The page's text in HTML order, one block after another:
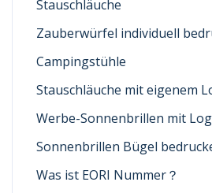
Stauschläuche
Zauberwürfel individuell
Campingstühle
Stauschläuche mit eigenem
Werbe-Sonnenbrillen mit
Sonnenbrillen Bügel
Was ist EORI Nummer？